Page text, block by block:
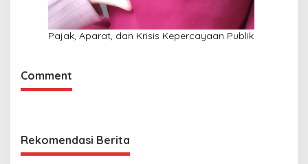
Pajak, Aparat, dan Krisis Kepercayaan Publik
Comment
Rekomendasi Berita